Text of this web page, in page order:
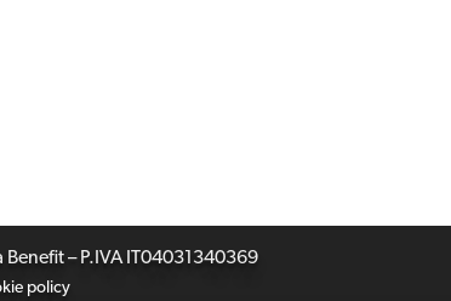
– P.IVA IT04031340369
policy